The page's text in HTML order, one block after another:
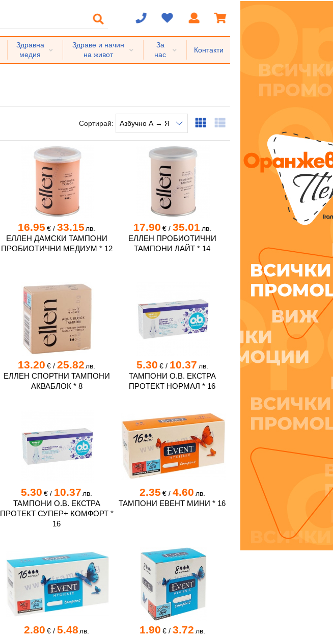
Здравна
медия
Здраве и начин
на живот
За
нас
Контакти
Сортирай:
16.95 €/ 33.15 лв.
ЕЛЛЕН ДАМСКИ ТАМПОНИ
ПРОБИОТИЧНИ МЕДИУМ * 12
17.90 €/ 35.01 лв.
ЕЛЛЕН ПРОБИОТИЧНИ
ТАМПОНИ ЛАЙТ * 14
13.20 €/ 25.82 лв.
ЕЛЛЕН СПОРТНИ ТАМПОНИ
АКВАБЛОК * 8
5.30 €/ 10.37 лв.
ТАМПОНИ O.B. ЕКСТРА
ПРОТЕКТ НОРМАЛ * 16
5.30 €/ 10.37 лв.
ТАМПОНИ O.B. ЕКСТРА
ПРОТЕКТ СУПЕР+ КОМФОРТ *
16
2.35 €/ 4.60 лв.
ТАМПОНИ ЕВЕНТ МИНИ * 16
2.80 €/ 5.48 лв. 1.90 €/ 3.72 лв.